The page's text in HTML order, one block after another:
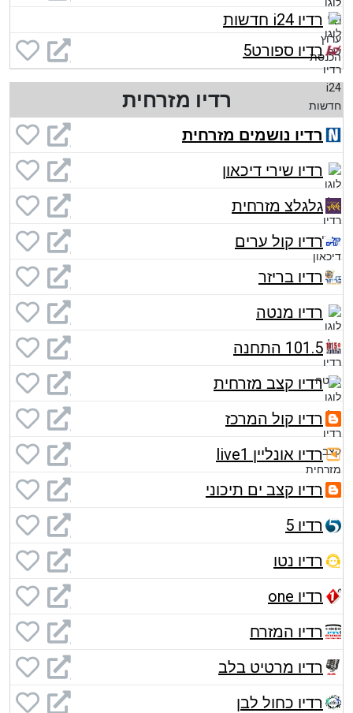
רדיו i24 חדשות
רדיו ספורט5
רדיו מזרחית
רדיו נושמים מזרחית
רדיו שירי דיכאון
גלגלצ מזרחית
רדיו קול ערים
רדיו בריזר
רדיו מנטה
101.5 התחנה
רדיו קצב מזרחית
רדיו קול המרכז
רדיו אונליין live1
רדיו קצב ים תיכוני
רדיו 5
רדיו נטו
רדיו one
רדיו המזרח
רדיו מרטיט בלב
רדיו כחול לבן